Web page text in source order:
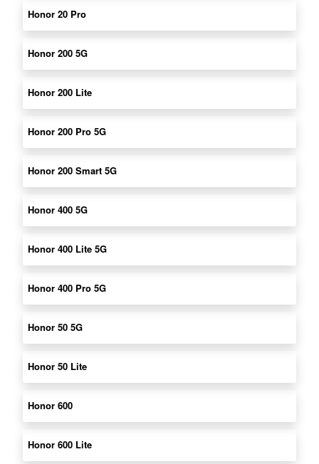
Honor 20 Pro
Honor 200 5G
Honor 200 Lite
Honor 200 Pro 5G
Honor 200 Smart 5G
Honor 400 5G
Honor 400 Lite 5G
Honor 400 Pro 5G
Honor 50 5G
Honor 50 Lite
Honor 600
Honor 600 Lite